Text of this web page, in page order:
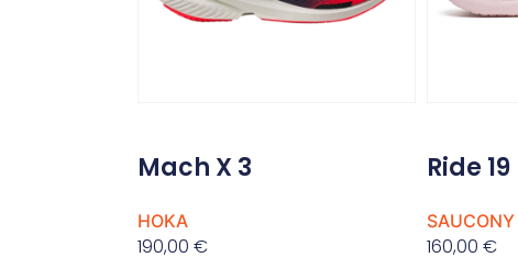
Mach X 3
HOKA
190,00€
Ride 19
SAUCONY
160,00 €